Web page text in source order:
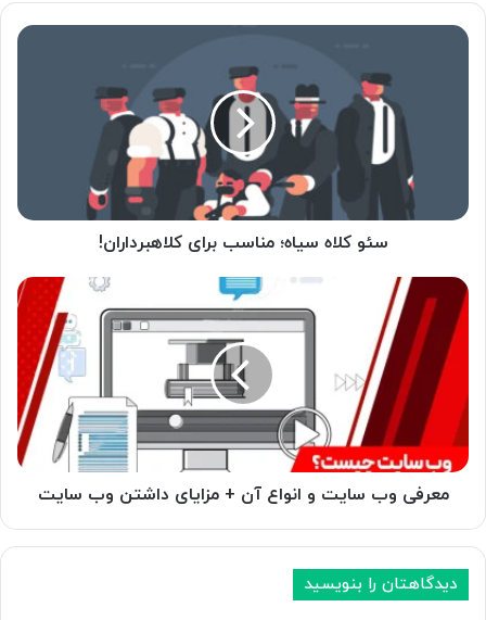
سئو
کلاهبرداران!
سئو کلاه سیاه؛ مناسب برای کلاهبرداران!
معرفی
وب
سایت
انواع
آن
+
مزایای
داشتن
معرفی وب سایت و انواع آن + مزایای داشتن وب سایت
دیدگاهتان را بنویسید